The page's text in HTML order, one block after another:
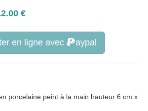
€
en ligne avec aypal
porcelaine peint à la main hauteur 6 cm x